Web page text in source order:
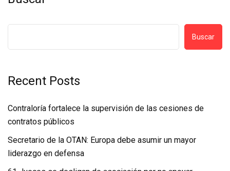
Buscar
Recent Posts
Contraloría fortalece la supervisión de las cesiones de
contratos públicos
Secretario de la OTAN: Europa debe asumir un mayor
liderazgo en defensa